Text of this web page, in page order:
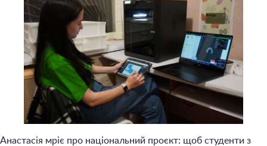
Анастасія мріє про національний проєкт: щоб студенти з